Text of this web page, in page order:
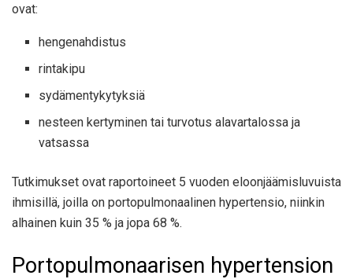
ovat:
hengenahdistus
rintakipu
sydämentykytyksiä
nesteen kertyminen tai turvotus alavartalossa ja
vatsassa
Tutkimukset ovat raportoineet 5 vuoden eloonjäämisluvuista
ihmisillä, joilla on portopulmonaalinen hypertensio, niinkin
alhainen kuin 35 % ja jopa 68 %.
Portopulmonaarisen hypertension